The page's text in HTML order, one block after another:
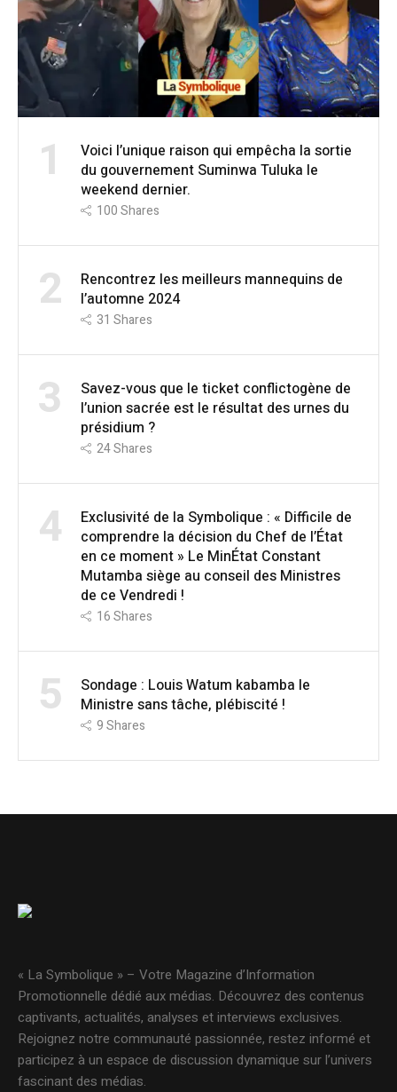
1
Voici l’unique raison qui empêcha la sortie
du gouvernement Suminwa Tuluka le
weekend dernier.
100Shares
2
Rencontrez les meilleurs mannequins de
l’automne 2024
31 Shares
3
Savez-vous que le ticket conflictogène de
l’union sacrée est le résultat des urnes du
présidium ?
24Shares
4
Exclusivité de la Symbolique : « Difficile de
comprendre la décision du Chef de l’État
en ce moment » Le MinÉtat Constant
Mutamba siège au conseil des Ministres
de ce Vendredi !
16Shares
5
Sondage : Louis Watum kabamba le
Ministre sans tâche, plébiscité !
9Shares
« La Symbolique » – Votre Magazine d’Information
Promotionnelle dédié aux médias. Découvrez des contenus
captivants, actualités, analyses et interviews exclusives.
Rejoignez notre communauté passionnée, restez informé et
participez à un espace de discussion dynamique sur l’univers
fascinant des médias.